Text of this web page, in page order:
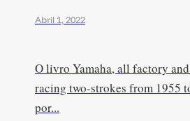
Abril 1, 2022
O livro Yamaha, all factory
racing two-strokes from 1955
por...